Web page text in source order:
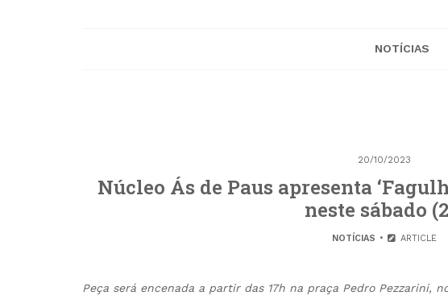
NOTÍCIAS
20/10/2023
Núcleo Ás de Paus apresenta
neste sábado
NOTÍCIAS ARTICLE
Peça será encenada a partir das 17h na praça Pedro Pezzarini,